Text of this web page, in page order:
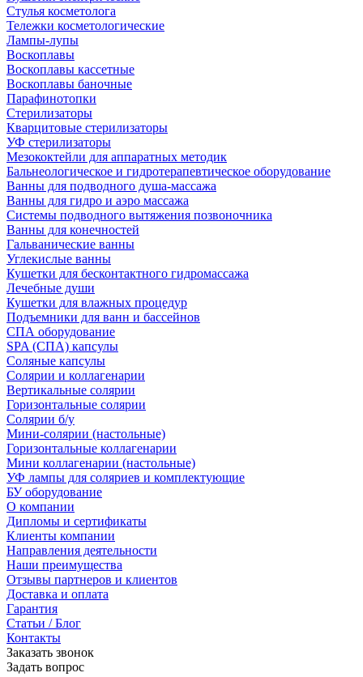
Стулья косметолога
Тележки косметологические
Лампы-лупы
Воскоплавы
Воскоплавы кассетные
Воскоплавы баночные
Парафинотопки
Стерилизаторы
Кварцитовые стерилизаторы
УФ стерилизаторы
Мезококтейли для аппаратных методик
Бальнеологическое и гидротерапевтическое оборудование
Ванны для подводного душа-массажа
Ванны для гидро и аэро массажа
Системы подводного вытяжения позвоночника
Ванны для конечностей
Гальванические ванны
Углекислые ванны
Кушетки для бесконтактного гидромассажа
Лечебные души
Кушетки для влажных процедур
Подъемники для ванн и бассейнов
СПА оборудование
SPA (СПА) капсулы
Соляные капсулы
Солярии и коллагенарии
Вертикальные солярии
Горизонтальные солярии
Солярии б/у
Мини-солярии (настольные)
Горизонтальные коллагенарии
Мини коллагенарии (настольные)
УФ лампы для соляриев и комплектующие
БУ оборудование
О компании
Дипломы и сертификаты
Клиенты компании
Направления деятельности
Наши преимущества
Отзывы партнеров и клиентов
Доставка и оплата
Гарантия
Статьи / Блог
Контакты
Заказать звонок
Задать вопрос